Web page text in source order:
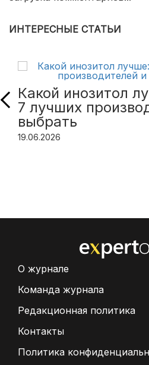
ИНТЕРЕСНЫЕ СТАТЬИ
Какой инозитол
7 лучших
выбрать
19.06.2026
О журнале
Команда журнала
Редакционная политика
Контакты
Политика